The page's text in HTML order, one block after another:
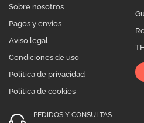
Sobre nosotros
Pagos y envíos
Aviso legal
Condiciones de uso
Política de privacidad
Política de cookies
PEDIDOS Y CONSULTAS